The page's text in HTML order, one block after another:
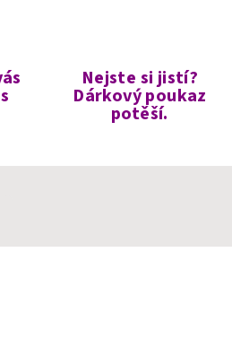
Nejste si jistí?
Dárkový poukaz
potěší.